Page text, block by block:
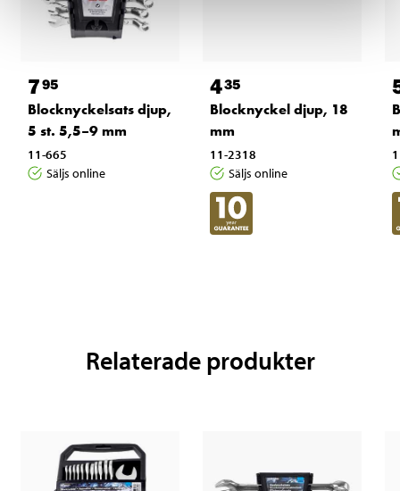
795
Blocknyckelsats djup,
5 st. 5,5–9 mm
11-665
Säljs online
435
Blocknyckel djup, 18
mm
11-2318
Säljs online
Relaterade produkter